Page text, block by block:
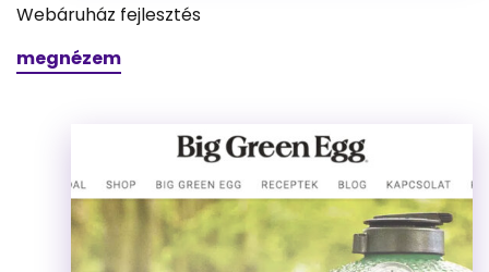
Webáruház fejlesztés
megnézem